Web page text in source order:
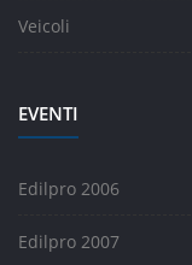
Veicoli
EVENTI
Edilpro 2006
Edilpro 2007